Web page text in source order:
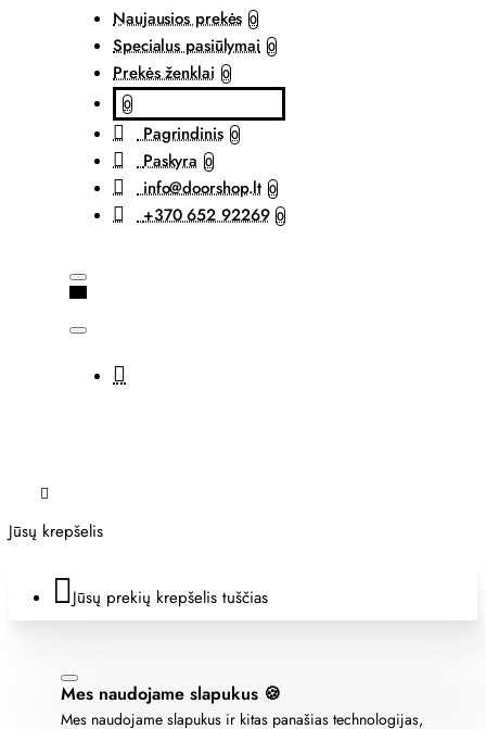
Naujausios prekės 0
Specialus pasiūlymai 0
Prekės ženklai 0
0
Pagrindinis 0
Paskyra 0
info@doorshop.lt 0
+370 652 92269 0
Jūsų krepšelis
Jūsų prekių krepšelis tuščias
Mes naudojame slapukus 🍪
Mes naudojame slapukus ir kitas panašias technologijas,